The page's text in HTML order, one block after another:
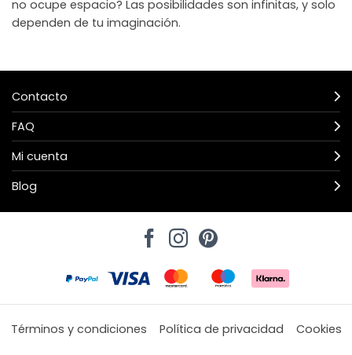
no ocupe espacio? Las posibilidades son infinitas, y solo
dependen de tu imaginación.
Contacto
FAQ
Mi cuenta
Blog
Términos y condiciones Política de privacidad
Cookies